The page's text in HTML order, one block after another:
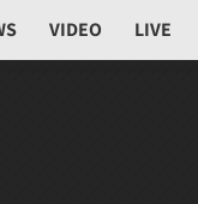
VIDEO LIVE